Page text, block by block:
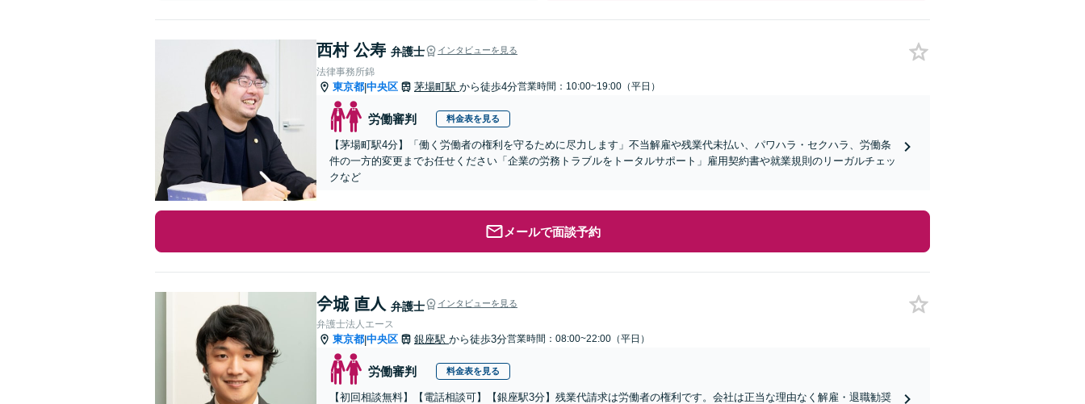
西村 公寿 弁護士 インタビューを見る
法律事務所錦
東京都|中央区 茅場町駅 から徒歩4分営業時間：10:00~19:00（平日）
労働審判 料金表を見る
【茅場町駅4分】「働く労働者の権利を守るために尽力します」不当解雇や残業代未払い、パワハラ・セクハラ、労働条
件の一方的変更までお任せください「企業の労務トラブルをトータルサポート」雇用契約書や就業規則のリーガルチェッ
クなど
メールで面談予約
𫝆城 直人 弁護士 インタビューを見る
弁護士法人エース
東京都|中央区 銀座駅 から徒歩3分営業時間：08:00~22:00（平日）
労働審判 料金表を見る
【初回相談無料】【電話相談可】【銀座駅3分】残業代請求は労働者の権利です。会社は正当な理由なく解雇・退職勧奨